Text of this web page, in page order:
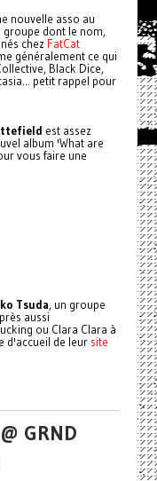
nouvelle asso au
dont le nom,
chez FatCat
généralement ce qui
Black Dice,
petit rappel pour
est assez
album 'What are
vous faire une
Tsuda, un groupe
aussi
ou Clara Clara à
d'accueil de leur site
GRND